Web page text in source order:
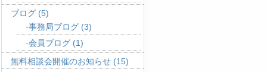
ブログ (5)
事務局ブログ (3)
会員ブログ (1)
無料相談会開催のお知らせ (15)